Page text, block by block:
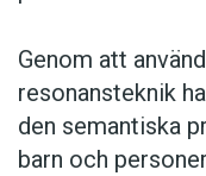
Genom att
resonansteknik
den semantiska
barn och